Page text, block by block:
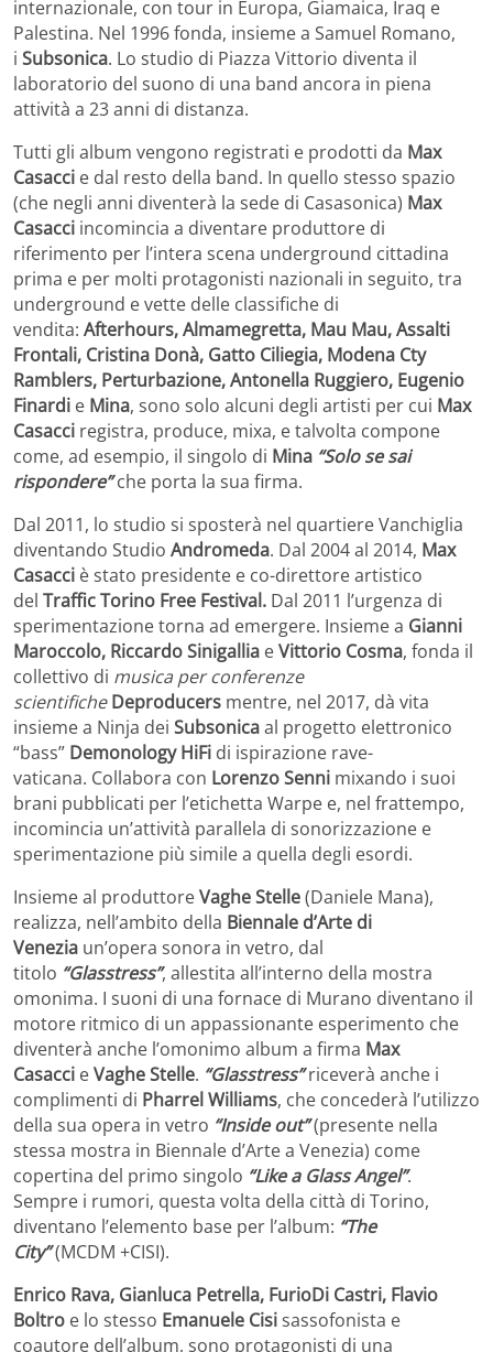
internazionale, con tour in Europa, Giamaica, Iraq e
Palestina. Nel 1996 fonda, insieme a Samuel Romano,
i Subsonica. Lo studio di Piazza Vittorio diventa il
laboratorio del suono di una band ancora in piena
attività a 23 anni di distanza.
Tutti gli album vengono registrati e prodotti da Max
Casacci e dal resto della band. In quello stesso spazio
(che negli anni diventerà la sede di Casasonica) Max
Casacci incomincia a diventare produttore di
riferimento per l’intera scena underground cittadina
prima e per molti protagonisti nazionali in seguito, tra
underground e vette delle classifiche di
vendita: Afterhours, Almamegretta, Mau Mau, Assalti
Frontali, Cristina Donà, Gatto Ciliegia, Modena Cty
Ramblers, Perturbazione, Antonella Ruggiero, Eugenio
Finardi e Mina, sono solo alcuni degli artisti per cui Max
Casacci registra, produce, mixa, e talvolta compone
come, ad esempio, il singolo di Mina “Solo se sai
rispondere”che porta la sua firma.
Dal 2011, lo studio si sposterà nel quartiere Vanchiglia
diventando Studio Andromeda. Dal 2004 al 2014, Max
Casacci è stato presidente e co-direttore artistico
del Traffic Torino Free Festival. Dal 2011 l’urgenza di
sperimentazione torna ad emergere. Insieme a Gianni
Maroccolo, Riccardo Sinigallia eVittorio Cosma, fonda il
collettivo di musica per conferenze
scientifiche Deproducers mentre, nel 2017, dà vita
insieme a Ninja dei Subsonicaal progetto elettronico
“bass” Demonology HiFi di ispirazione rave-
vaticana. Collabora con Lorenzo Senni mixando i suoi
brani pubblicati per l’etichetta Warpe e, nel frattempo,
incomincia un’attività parallela di sonorizzazione e
sperimentazione più simile a quella degli esordi.
Insieme al produttoreVaghe Stelle(Daniele Mana),
realizza, nell’ambito della Biennale d’Arte di
Venezia un’opera sonora in vetro, dal
titolo “Glasstress”, allestita all’interno della mostra
omonima. I suoni di una fornace di Murano diventano il
motore ritmico di un appassionante esperimento che
diventerà anche l’omonimo album a firma Max
Casacci eVaghe Stelle. “Glasstress”riceverà anche i
complimenti di Pharrel Williams, che concederà l’utilizzo
della sua opera in vetro “Inside out”(presente nella
stessa mostra in Biennale d’Arte a Venezia) come
copertina del primo singolo “Like a Glass Angel”.
Sempre i rumori, questa volta della città di Torino,
diventano l’elemento base per l’album: “The
City”(MCDM +CISI).
Enrico Rava, Gianluca Petrella, FurioDi Castri, Flavio
Boltro e lo stesso Emanuele Cisisassofonista e
coautore dell’album, sono protagonisti di una